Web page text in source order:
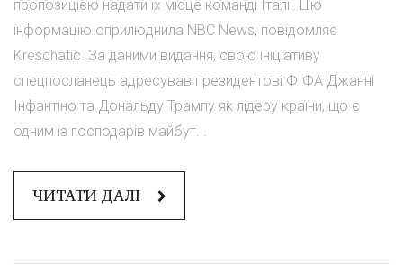
пропозицією надати їх місце команді Італії. Цю
інформацію оприлюднила NBC News, повідомляє
Kreschatic. За даними видання, свою ініціативу
спецпосланець адресував президентові ФІФА Джанні
Інфантіно та Дональду Трампу як лідеру країни, що є
одним із господарів майбут...
ЧИТАТИ ДАЛІ